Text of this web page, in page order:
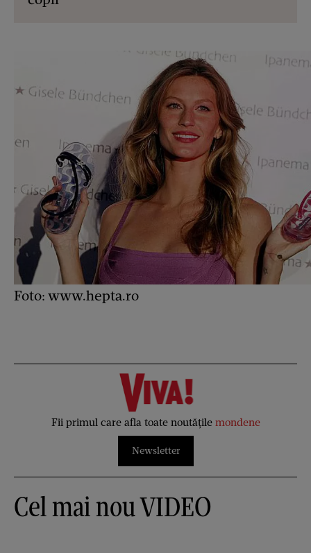
Foto: www.hepta.ro
Fii primul care afla toate noutățile mondene
Newsletter
Cel mai nou VIDEO